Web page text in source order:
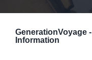
GenerationVoyage -
Information